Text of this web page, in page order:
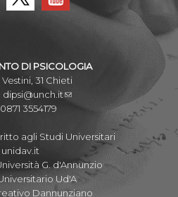
DI PSICOLOGIA
31 Chieti
dipsi@unch.it
3554179
agli Studi Universitari
unidav.it
G. d'Annunzio
Ud'A
Dannunziano